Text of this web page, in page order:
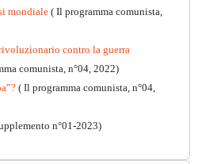
mondiale ( Il programma comunista,
contro la guerra
comunista, n°04, 2022)
( Il programma comunista, n°04,
n°01-2023)